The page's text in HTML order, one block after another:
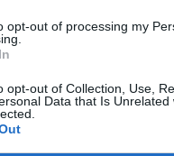
opt-out of processing my
opt-out of Collection, Use,
Data that Is
28